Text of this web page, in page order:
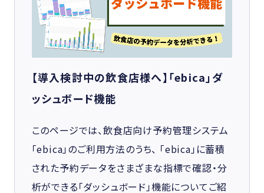
【導入検討中の飲食店様へ】「ebica」ダ
ッシュボード機能
このページでは、飲食店向け予約管理システム
「ebica」のご利用方法のうち、 「ebica」に蓄積
された予約データをさまざまな指標で確認・分
析ができる「ダッシュボード」機能についてご紹